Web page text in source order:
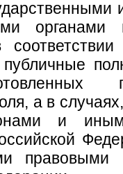
органами
а в
и
правовыми